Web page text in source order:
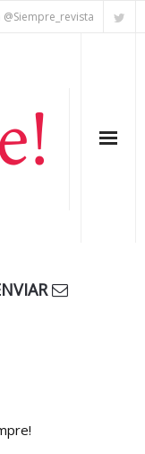
@Siempre_revista